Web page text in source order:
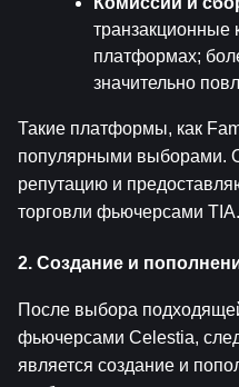
транзакционные
платформах;
значительно
Такие платформы, как
популярными выборами.
репутацию и
торговли фьючерсами TIA.
2. Создание и
После выбора
фьючерсами Celestia,
является создание и